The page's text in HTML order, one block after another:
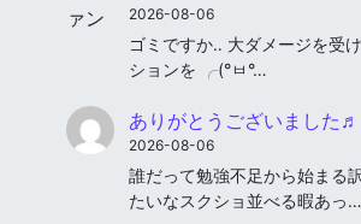
2026-08-06
ゴミですか‥ 大ダメージを受
ションを ╭(°ㅂ°…
ありがとうございました♬
2026-08-06
誰だって勉強不足から始まる
たいなスクショ並べる暇あっ…